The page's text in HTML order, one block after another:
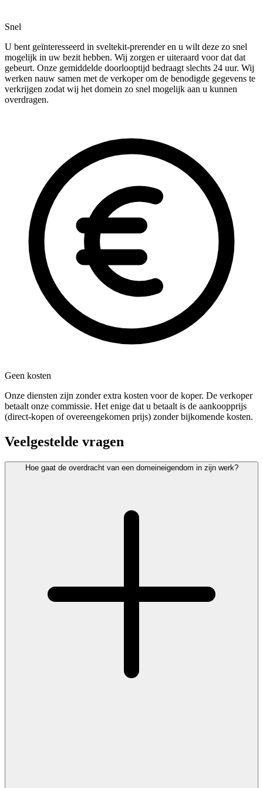
Snel
U bent geïnteresseerd in sveltekit-prerender en u wilt deze zo snel
mogelijk in uw bezit hebben. Wij zorgen er uiteraard voor dat dat
gebeurt. Onze gemiddelde doorlooptijd bedraagt slechts 24 uur. Wij
werken nauw samen met de verkoper om de benodigde gegevens te
verkrijgen zodat wij het domein zo snel mogelijk aan u kunnen
overdragen.
Geen kosten
Onze diensten zijn zonder extra kosten voor de koper. De verkoper
betaalt onze commissie. Het enige dat u betaalt is de aankoopprijs
(direct-kopen of overeengekomen prijs) zonder bijkomende kosten.
Veelgestelde vragen
Hoe gaat de overdracht van een domeineigendom in zijn werk?